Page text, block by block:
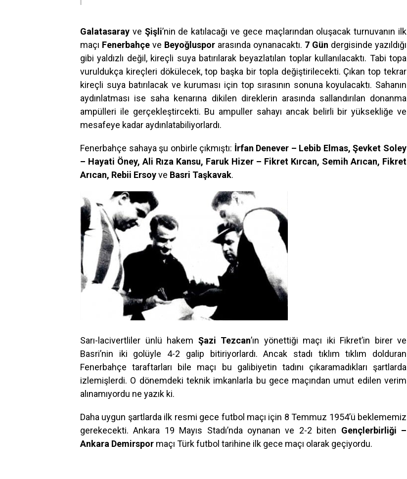
Galatasaray ve Şişli’nin de katılacağı ve gece maçlarından oluşacak turnuvanın ilk
maçı Fenerbahçe ve Beyoğluspor arasında oynanacaktı. 7 Gün dergisinde yazıldığı
gibi yaldızlı değil, kireçli suya batırılarak beyazlatılan toplar kullanılacaktı. Tabi topa
vuruldukça kireçleri dökülecek, top başka bir topla değiştirilecekti. Çıkan top tekrar
kireçli suya batırılacak ve kuruması için top sırasının sonuna koyulacaktı. Sahanın
aydınlatması ise saha kenarına dikilen direklerin arasında sallandırılan donanma
ampülleri ile gerçekleştircekti. Bu ampuller sahayı ancak belirli bir yüksekliğe ve
mesafeye kadar aydınlatabiliyorlardı.
Fenerbahçe sahaya şu onbirle çıkmıştı: İrfan Denever – Lebib Elmas, Şevket Soley
– Hayati Öney, Ali Rıza Kansu, Faruk Hizer – Fikret Kırcan, Semih Arıcan, Fikret
Arıcan, Rebii Ersoyve Basri Taşkavak.
Sarı-lacivertliler ünlü hakem Şazi Tezcan’ın yönettiği maçı iki Fikret’in birer ve
Basri’nin iki golüyle 4-2 galip bitiriyorlardı. Ancak stadı tıklım tıklım dolduran
Fenerbahçe taraftarları bile maçı bu galibiyetin tadını çıkaramadıkları şartlarda
izlemişlerdi. O dönemdeki teknik imkanlarla bu gece maçından umut edilen verim
alınamıyordu ne yazık ki.
Daha uygun şartlarda ilk resmi gece futbol maçı için 8 Temmuz 1954’ü beklememiz
gerekecekti. Ankara 19 Mayıs Stadı’nda oynanan ve 2-2 biten Gençlerbirliği –
Ankara Demirspor maçı Türk futbol tarihine ilk gece maçı olarak geçiyordu.